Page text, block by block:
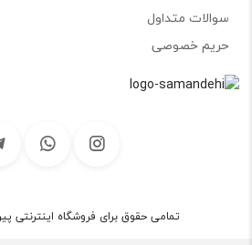
سوالات متداول
حریم خصوصی
تمامی حقوق برای فروشگاه اینترنتی